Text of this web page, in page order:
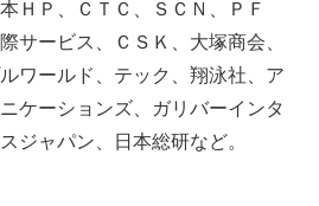
ＨＰ、ＣＴＣ、ＳＣＮ、ＰＦ
サービス、ＣＳＫ、大塚商会、
ワールド、テック、翔泳社、ア
ケーションズ、ガリバーインタ
ジャパン、日本総研など。